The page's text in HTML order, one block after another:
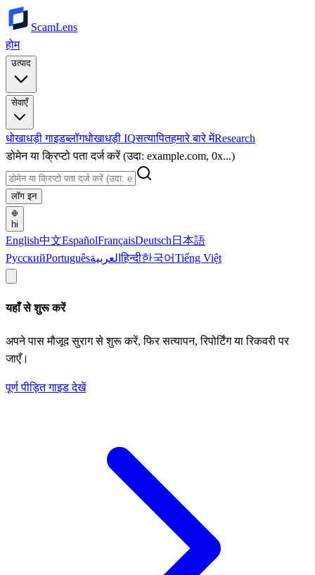
ScamLens
होम
उत्पाद
सेवाएँ
धोखाधड़ी गाइडब्लॉगधोखाधड़ी IQसत्यापितहमारे बारे मेंResearch
डोमेन या क्रिप्टो पता दर्ज करें (उदा: example.com, 0x...)
लॉग इन
hi
English中文EspañolFrançaisDeutsch 日本語
РусскийPortuguêsالعربيةहिन्दी한국어Tiếng Việt
यहाँ से शुरू करें
अपने पास मौजूद सुराग से शुरू करें, फिर सत्यापन, रिपोर्टिंग या रिकवरी पर
जाएँ।
पूर्ण पीड़ित गाइड देखें